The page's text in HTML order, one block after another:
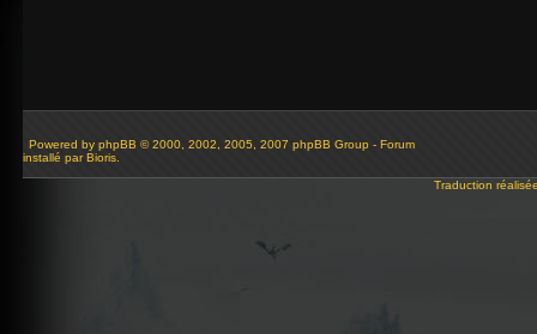
Powered by phpBB © 2000, 2002, 2005, 2007 phpBB Group - Forum
installé par Bioris.
Traduction